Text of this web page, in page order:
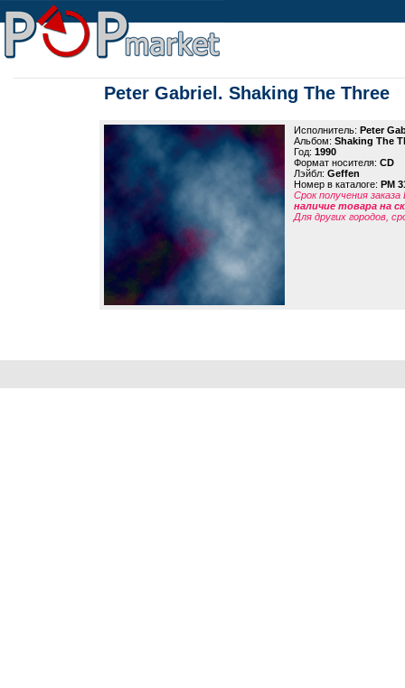
Peter Gabriel. Shaking The Three
Исполнитель: Peter
Альбом: Shaking The
Год: 1990
Формат носителя: CD
Лэйбл: Geffen
Номер в каталоге: PM
Срок получения
наличие товара на
Для других городов,